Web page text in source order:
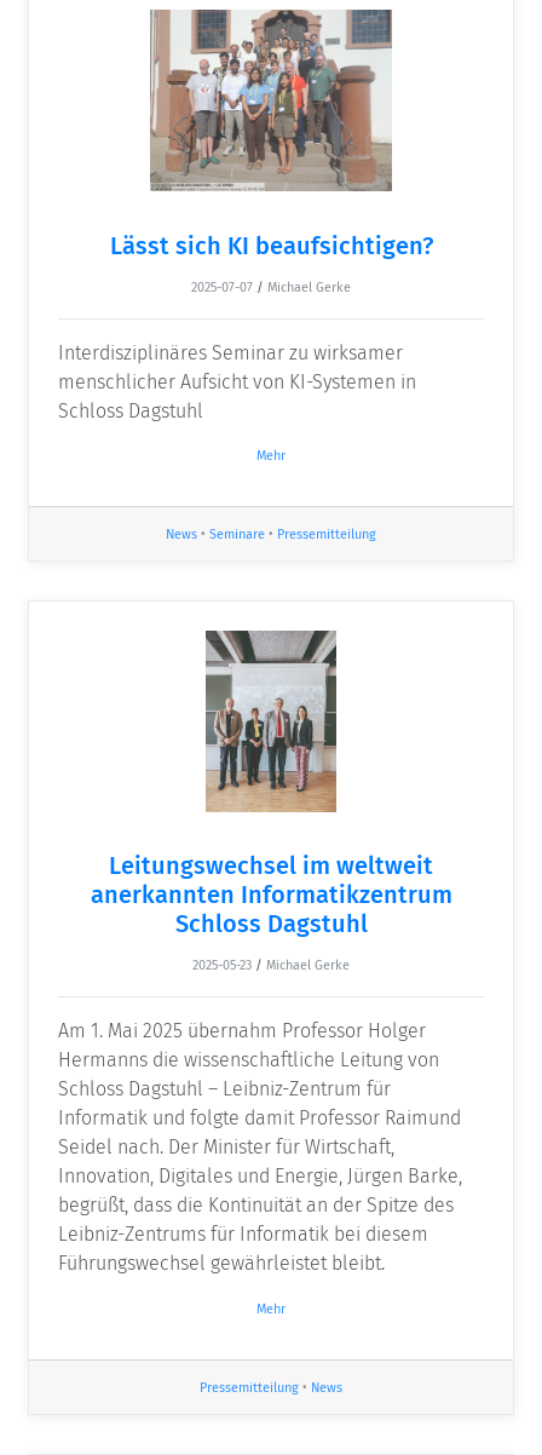
Lässt sich KI beaufsichtigen?
2025-07-07 / Michael Gerke
Interdisziplinäres Seminar zu wirksamer
menschlicher Aufsicht von KI-Systemen in
Schloss Dagstuhl
Mehr
News • Seminare • Pressemitteilung
Leitungswechsel im weltweit
anerkannten Informatikzentrum
Schloss Dagstuhl
2025-05-23 / Michael Gerke
Am 1. Mai 2025 übernahm Professor Holger
Hermanns die wissenschaftliche Leitung von
Schloss Dagstuhl – Leibniz-Zentrum für
Informatik und folgte damit Professor Raimund
Seidel nach. Der Minister für Wirtschaft,
Innovation, Digitales und Energie, Jürgen Barke,
begrüßt, dass die Kontinuität an der Spitze des
Leibniz-Zentrums für Informatik bei diesem
Führungswechsel gewährleistet bleibt.
Mehr
Pressemitteilung • News